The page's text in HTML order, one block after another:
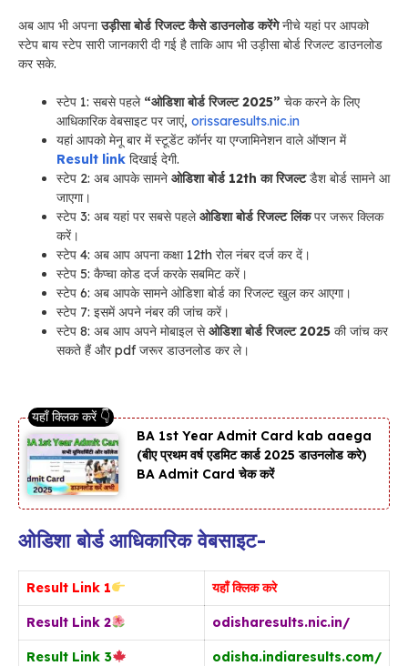
अब आप भी अपनाउड़ीसा बोर्ड रिजल्ट कैसे डाउनलोड करेंगेनीचे यहां पर आपको
स्टेप बाय स्टेप सारी जानकारी दी गई है ताकि आप भी उड़ीसा बोर्ड रिजल्ट डाउनलोड
कर सके.
स्टेप 1: सबसे पहले “ओडिशा बोर्ड रिजल्ट 2025” चेक करने के लिए
आधिकारिक वेबसाइट पर जाएं, orissaresults.nic.in
यहां आपको मेनू बार में स्टूडेंट कॉर्नर या एग्जामिनेशन वाले ऑप्शन में
Result link दिखाई देगी.
स्टेप 2: अब आपके सामने ओडिशा बोर्ड 12th का रिजल्टडैश बोर्ड सामने आ
जाएगा।
स्टेप 3: अब यहां पर सबसे पहलेओडिशा बोर्ड रिजल्ट लिंकपर जरूर क्लिक
करें।
स्टेप 4: अब आप अपना कक्षा 12th रोल नंबर दर्ज कर दें।
स्टेप 5: कैप्चा कोड दर्ज करके सबमिट करें।
स्टेप 6: अब आपके सामने ओडिशा बोर्ड का रिजल्ट खुल कर आएगा।
स्टेप 7: इसमें अपने नंबर की जांच करें।
स्टेप 8: अब आप अपने मोबाइल सेओडिशा बोर्ड रिजल्ट 2025 की जांच कर
सकते हैं और pdf जरूर डाउनलोड कर ले।
BA 1st Year Admit Card kab aaega
(बीए प्रथम वर्ष एडमिट कार्ड 2025 डाउनलोड करे)
BA Admit Card चेक करें
ओडिशा बोर्ड आधिकारिक वेबसाइट-
Result Link 1 यहाँ क्लिक करे
Result Link 2 odisharesults.nic.in/
Result Link 3 odisha.indiaresults.com/